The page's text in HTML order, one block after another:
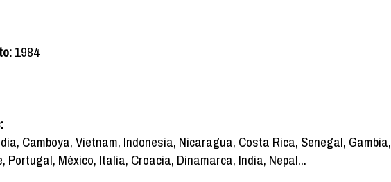
1984
Camboya, Vietnam, Indonesia, Nicaragua, Costa Rica, Senegal, Gambia,
Portugal, México, Italia, Croacia, Dinamarca, India, Nepal...